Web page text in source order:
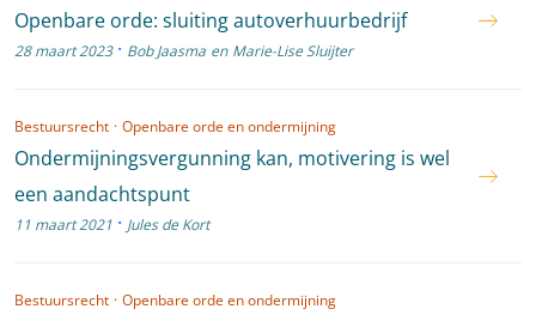
Openbare orde: sluiting autoverhuurbedrijf
28 maart 2023 · Bob Jaasma en Marie-Lise Sluijter
Bestuursrecht · Openbare orde en ondermijning
Ondermijningsvergunning kan, motivering is wel
een aandachtspunt
11 maart 2021 · Jules de Kort
Bestuursrecht · Openbare orde en ondermijning